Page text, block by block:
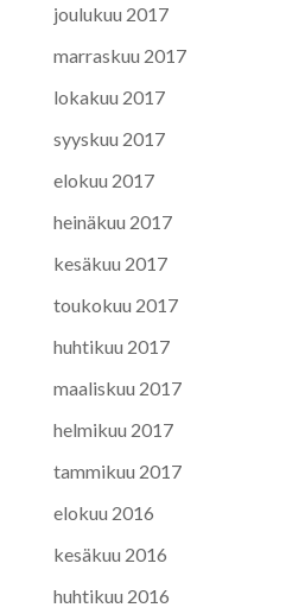
joulukuu 2017
marraskuu 2017
lokakuu 2017
syyskuu 2017
elokuu 2017
heinäkuu 2017
kesäkuu 2017
toukokuu 2017
huhtikuu 2017
maaliskuu 2017
helmikuu 2017
tammikuu 2017
elokuu 2016
kesäkuu 2016
huhtikuu 2016